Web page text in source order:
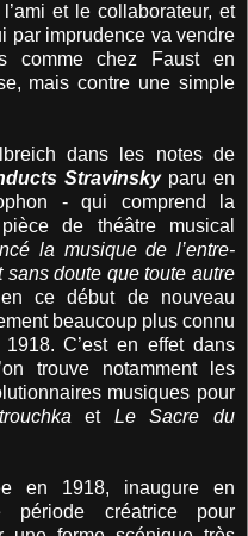
et le collaborateur, et
par imprudence va vendre
comme chez Faust en
mais contre une simple
dans les notes de
Stravinsky paru en
- qui comprend la
de théâtre musical
la musique de l’entre-
doute que toute autre
ce début de nouveau
beaucoup plus connu
C’est en effet dans
trouve notamment les
musiques pour
et Le Sacre du
en 1918, inaugure en
période créatrice pour